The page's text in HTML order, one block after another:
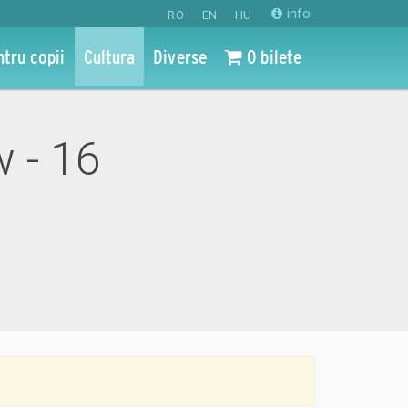
RO EN HU info
copii Cultura Diverse 0 bilete
- 16